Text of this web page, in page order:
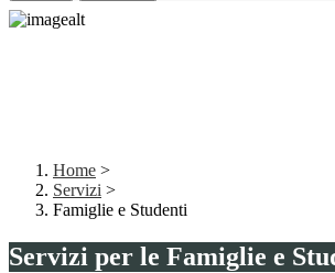
Home >
Servizi >
Famiglie e Studenti
Servizi per le Famiglie e